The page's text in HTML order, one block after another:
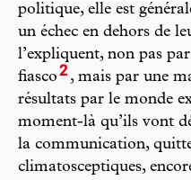
politique, elle est
un échec en dehors de
l’expliquent, non pas
fiasco2 , mais par une
résultats par le monde
moment-là qu’ils vont
la communication,
climatosceptiques,